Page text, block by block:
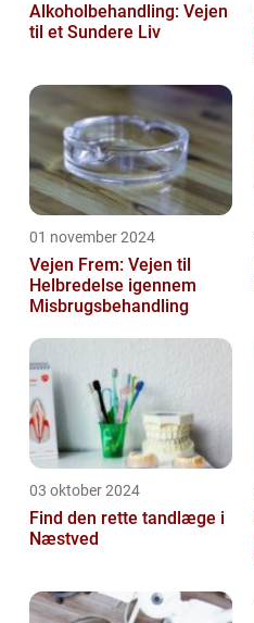
Alkoholbehandling: Vejen
til et Sundere Liv
01 november 2024
Vejen Frem: Vejen til
Helbredelse igennem
Misbrugsbehandling
03 oktober 2024
Find den rette tandlæge i
Næstved